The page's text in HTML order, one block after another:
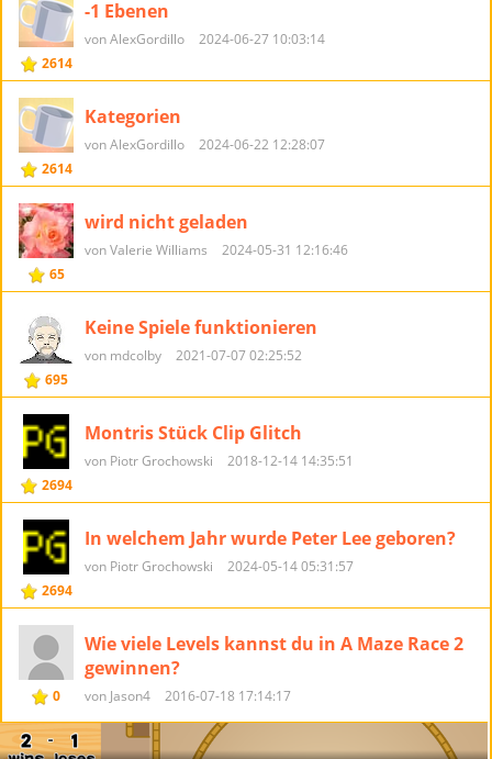
2614
-1 Ebenen
von AlexGordillo 2024-06-27 10:03:14
2614
Kategorien
von AlexGordillo 2024-06-22 12:28:07
65
wird nicht geladen
von Valerie Williams 2024-05-31 12:16:46
695
Keine Spiele funktionieren
von mdcolby 2021-07-07 02:25:52
2694
Montris Stück Clip Glitch
von Piotr Grochowski 2018-12-14 14:35:51
2694
In welchem Jahr wurde Peter Lee geboren?
von Piotr Grochowski 2024-05-14 05:31:57
0
Wie viele Levels kannst du in A Maze Race 2
gewinnen?
von Jason4 2016-07-18 17:14:17